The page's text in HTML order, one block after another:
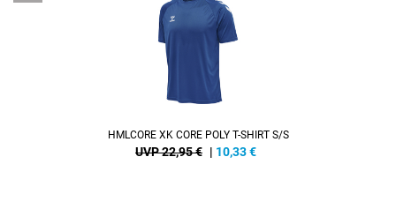
HMLCORE XK CORE POLY T-SHIRT S/S
UVP 22,95 € | 10,33€